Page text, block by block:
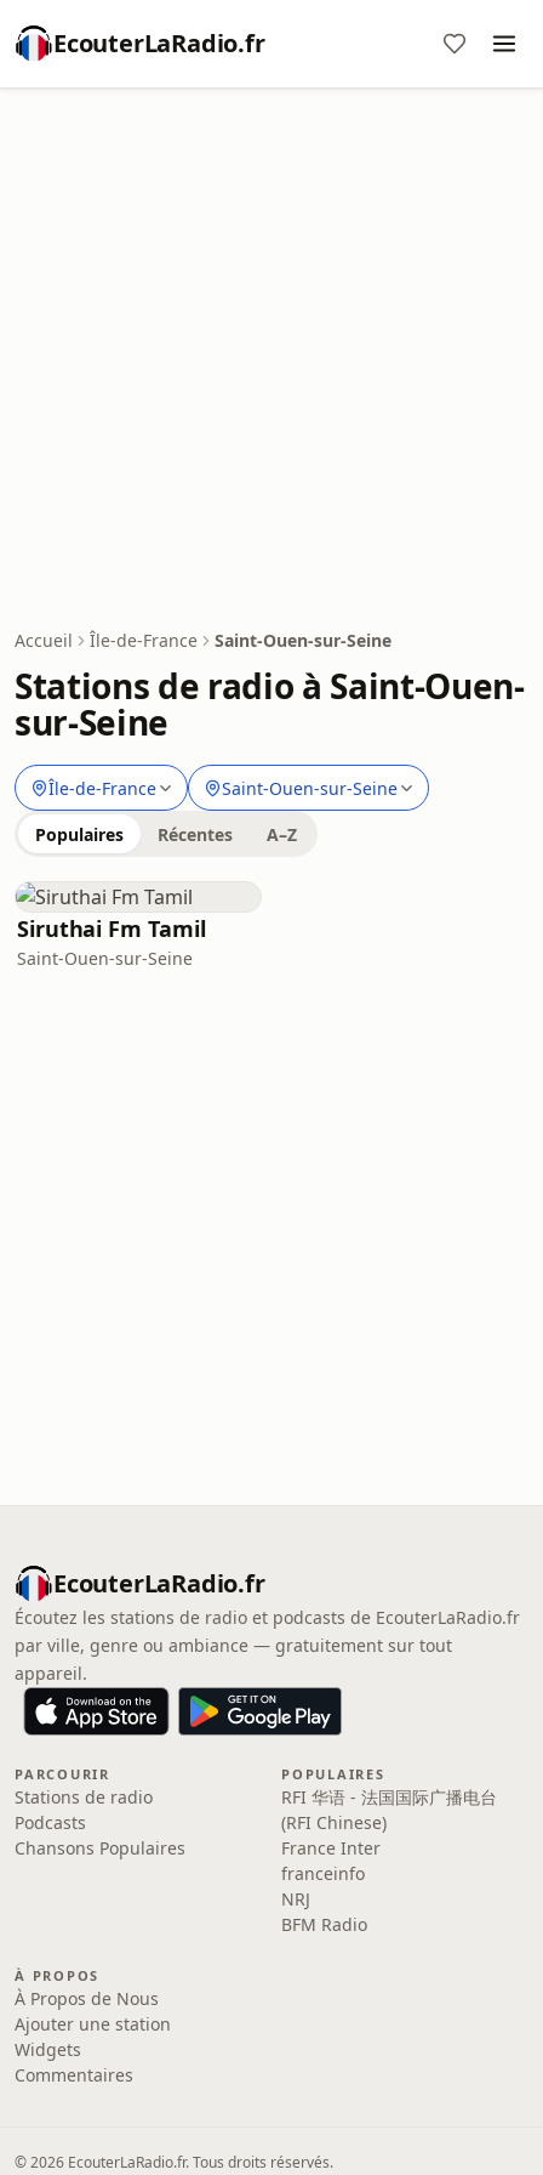
EcouterLaRadio.fr
Accueil Île-de-France Saint-Ouen-sur-Seine
Stations de radio à Saint-Ouen-
sur-Seine
Île-de-France Saint-Ouen-sur-Seine
Populaires Récentes A–Z
Siruthai Fm Tamil
Saint-Ouen-sur-Seine
EcouterLaRadio.fr
Écoutez les stations de radio et podcasts de EcouterLaRadio.fr
par ville, genre ou ambiance — gratuitement sur tout
appareil.
PARCOURIR
Stations de radio
Podcasts
Chansons Populaires
POPULAIRES
RFI 华语 - 法国国际广播电台
(RFI Chinese)
France Inter
franceinfo
NRJ
BFM Radio
À PROPOS
À Propos de Nous
Ajouter une station
Widgets
Commentaires
© 2026 EcouterLaRadio.fr. Tous droits réservés.